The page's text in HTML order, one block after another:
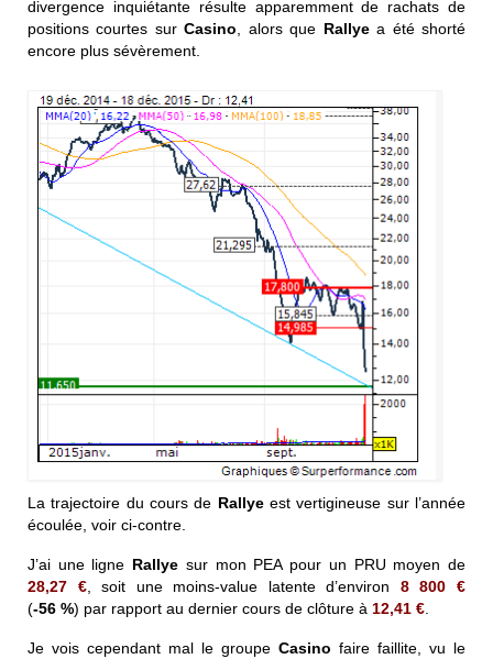
divergence inquiétante résulte apparemment de rachats de
positions courtes surCasino, alors que Rallyea été shorté
encore plus sévèrement.
La trajectoire du cours de Rallyeest vertigineuse sur l’année
écoulée, voir ci-contre.
J’ai une ligne Rallye sur mon PEA pour un PRU moyen de
28,27 €, soit une moins-value latente d’environ
8 800 €
(-56 %) par rapport au dernier cours de clôture à 12,41 €
Je vois cependant mal le groupe Casino faire faillite, vu le